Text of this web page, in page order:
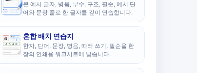
큰 예시 글자, 병음, 부수, 구조, 필순, 예시 단
어와 문장 줄로 한 글자를 깊이 연습합니다.
혼합 배치 연습지
한자, 단어, 문장, 병음, 따라 쓰기, 필순을 한
장의 인쇄용 워크시트에 넣습니다.